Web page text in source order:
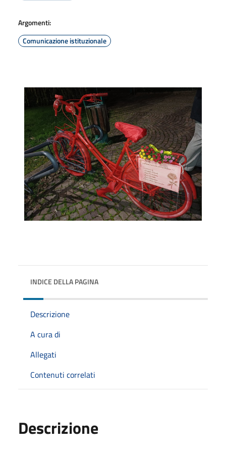
Argomenti:
Comunicazione istituzionale
INDICE DELLA PAGINA
Descrizione
A cura di
Allegati
Contenuti correlati
Descrizione